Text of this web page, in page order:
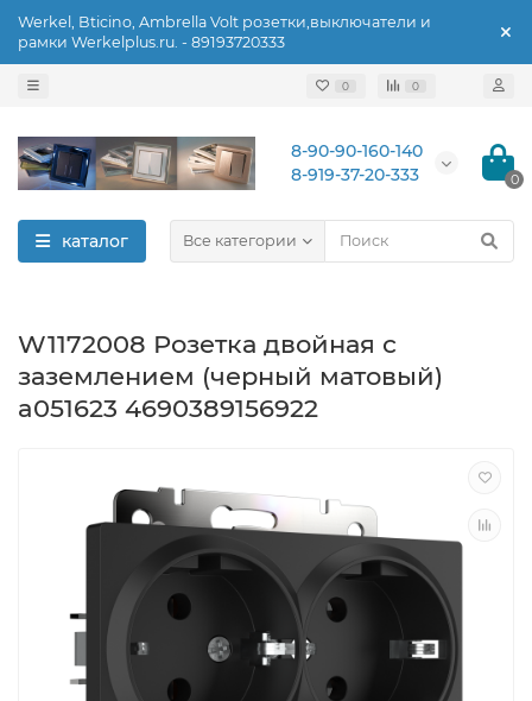
Werkel, Bticino, Ambrella Volt розетки,выключатели и
рамки Werkelplus.ru. - 89193720333
0 0
8-90-90-160-140
8-919-37-20-333
0
каталог Все категории
W1172008 Розетка двойная с
заземлением (черный матовый)
a051623 4690389156922